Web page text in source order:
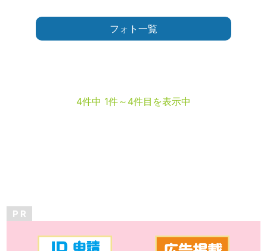
フォト一覧
4件中 1件～4件目を表示中
P R